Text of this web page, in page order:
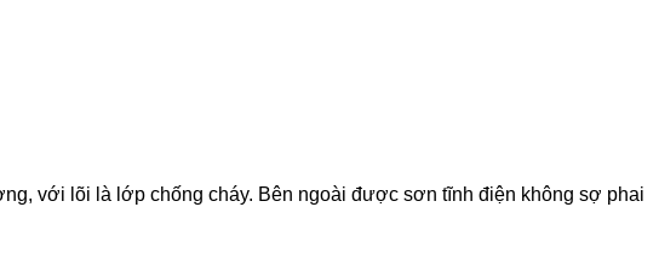
với lõi là lớp chống cháy. Bên ngoài được sơn tĩnh điện không sợ phai